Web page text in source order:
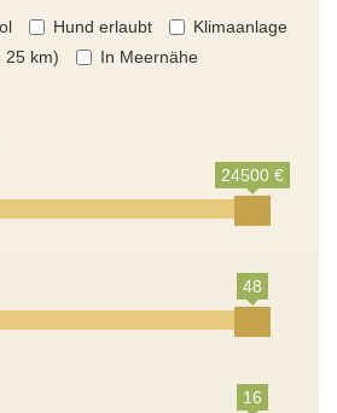
Hund erlaubt
Klimaanlage
25 km)
In Meernähe
24500 €
48
16